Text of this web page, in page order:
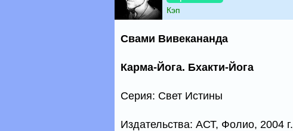
Кэп
Свами Вивекананда
Карма-Йога. Бхакти-Йога
Серия: Свет Истины
Издательства: АСТ, Фолио, 2004 г.